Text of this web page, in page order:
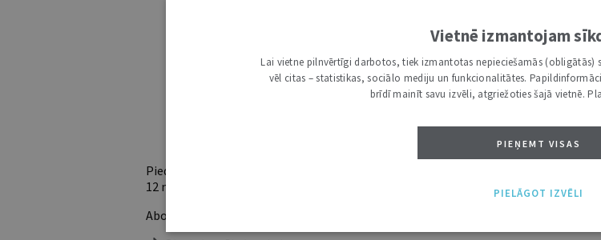
Ja vēl neesi abonents, aicinām pievienoties lasītāju pulkam.
Iegūsi tūlītēju piekļuvi digitālajam saturam!
Piedāvājam trīs abonementu veidus. Vienam lietotājam piemērotākais ir "Mazais"
12 mēnešiem).
Abonentu ieguvumi:
Vietnē izmantojam
Lai vietne pilnvērtīgi darbotos, tiek izmantotas nepieciešamās (obligātās)
vēl citas – statistikas, sociālo mediju un funkcionalitātes.
brīdī mainīt savu izvēli, atgriežoties šajā vietnē.
PIEŅEMT VISAS
PIELĀGOT IZVĒLI